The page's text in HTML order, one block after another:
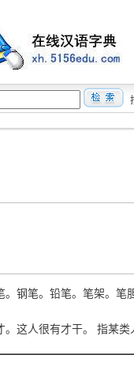
钢笔。铅笔。笔架。笔
这人很有才干。 指某类